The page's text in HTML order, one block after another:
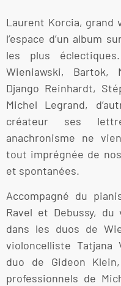
Laurent Korcia, grand
l’espace d’un album
les plus
Wieniawski, Bartok,
Django Reinhardt,
Michel Legrand,
créateur ses
anachronisme ne
tout imprégnée de
et spontanées.
Accompagné du
Ravel et Debussy, du
dans les duos de
violoncelliste Tatjana
duo de Gideon
professionnels de